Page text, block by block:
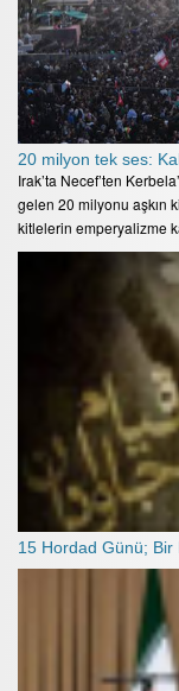
20 milyon tek ses:
Irak’ta Necef’ten
gelen 20 milyonu aşkın
kitlelerin emperyalizme
15 Hordad Günü; Bir